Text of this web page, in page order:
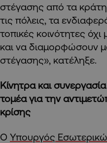
στέγασης από τα κράτη
τις πόλεις, τα
τοπικές κοινότητες
και να διαμορφώσουν
στέγασης», κατέληξε.
Κίνητρα και
τομέα για την
κρίσης
Ο Υπουργός